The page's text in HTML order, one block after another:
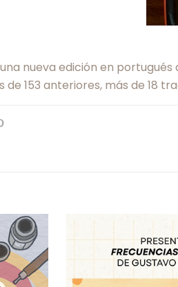
nueva edición en
de 153 anteriores, más de 18